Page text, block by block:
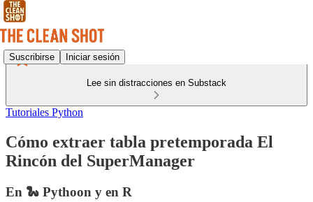
Suscribirse Iniciar sesión
Lee sin distracciones en Substack
Tutoriales Python
Cómo extraer tabla pretemporada El
Rincón del SuperManager
En 🐍 Pythoon y en R